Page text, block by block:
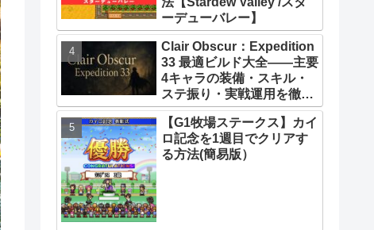
ーデューバレー】
Clair Obscur：Expedition
33 最適ビルド大全――主要
4キャラの装備・スキル・
ステ振り・実戦運用を徹底
解説【クレールオブスキュ
ール エクスペディション
33】【攻略】
【G1牧場ステークス】カイ
ロ記念を1週目でクリアす
る方法(簡易版）